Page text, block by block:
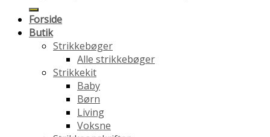
Forside
Butik
Strikkebøger
Alle strikkebøger
Strikkekit
Baby
Børn
Living
Voksne